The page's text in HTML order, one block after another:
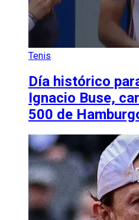
Tenis
Día histórico
Ignacio Buse,
500 de